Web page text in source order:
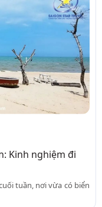
Kinh nghiệm đi
tuần, nơi vừa có biển